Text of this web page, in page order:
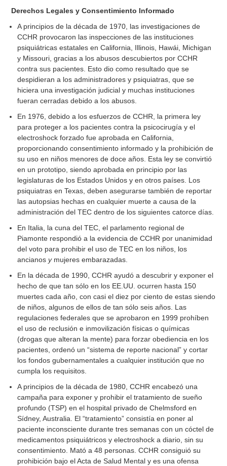
Derechos Legales y Consentimiento Informado
A principios de la década de 1970, las investigaciones de
CCHR provocaron las inspecciones de las instituciones
psiquiátricas estatales en California, Illinois, Hawái, Michigan
y Missouri, gracias a los abusos descubiertos por CCHR
contra sus pacientes. Esto dio como resultado que se
despidieran a los administradores y psiquiatras, que se
hiciera una investigación judicial y muchas instituciones
fueran cerradas debido a los abusos.
En 1976, debido a los esfuerzos de CCHR, la primera ley
para proteger a los pacientes contra la psicocirugía y el
electroshock forzado fue aprobada en California,
proporcionando consentimiento informado y la prohibición de
su uso en niños menores de doce años. Esta ley se convirtió
en un prototipo, siendo aprobada en principio por las
legislaturas de los Estados Unidos y en otros países. Los
psiquiatras en Texas, deben asegurarse también de reportar
las autopsias hechas en cualquier muerte a causa de la
administración del TEC dentro de los siguientes catorce días.
En Italia, la cuna del TEC, el parlamento regional de
Piamonte respondió a la evidencia de CCHR por unanimidad
del voto para prohibir el uso de TEC en los niños, los
ancianosymujeres embarazadas.
En la década de 1990, CCHR ayudó a descubrir y exponer el
hecho de que tan sólo en los EE.UU. ocurren hasta 150
muertes cada año, con casi el diez por ciento de estas siendo
de niños, algunos de ellos de tan sólo seis años. Las
regulaciones federales que se aprobaron en 1999 prohíben
el uso de reclusión e inmovilización físicas o químicas
(drogas que alteran la mente) para forzar obediencia en los
pacientes, ordenó un “sistema de reporte nacional” y cortar
los fondos gubernamentales a cualquier institución que no
cumpla los requisitos.
A principios de la década de 1980, CCHR encabezó una
campaña para exponer y prohibir el tratamiento de sueño
profundo (TSP) en el hospital privado de Chelmsford en
Sídney, Australia. El “tratamiento” consistía en poner al
paciente inconsciente durante tres semanas con un cóctel de
medicamentos psiquiátricos y electroshock a diario, sin su
consentimiento. Mató a 48 personas. CCHR consiguió su
prohibición bajo el Acta de Salud Mental y es una ofensa